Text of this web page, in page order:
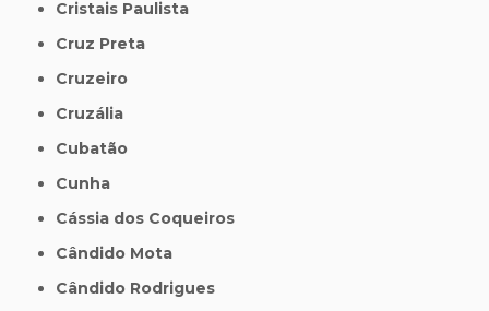
Cristais Paulista
Cruz Preta
Cruzeiro
Cruzália
Cubatão
Cunha
Cássia dos Coqueiros
Cândido Mota
Cândido Rodrigues